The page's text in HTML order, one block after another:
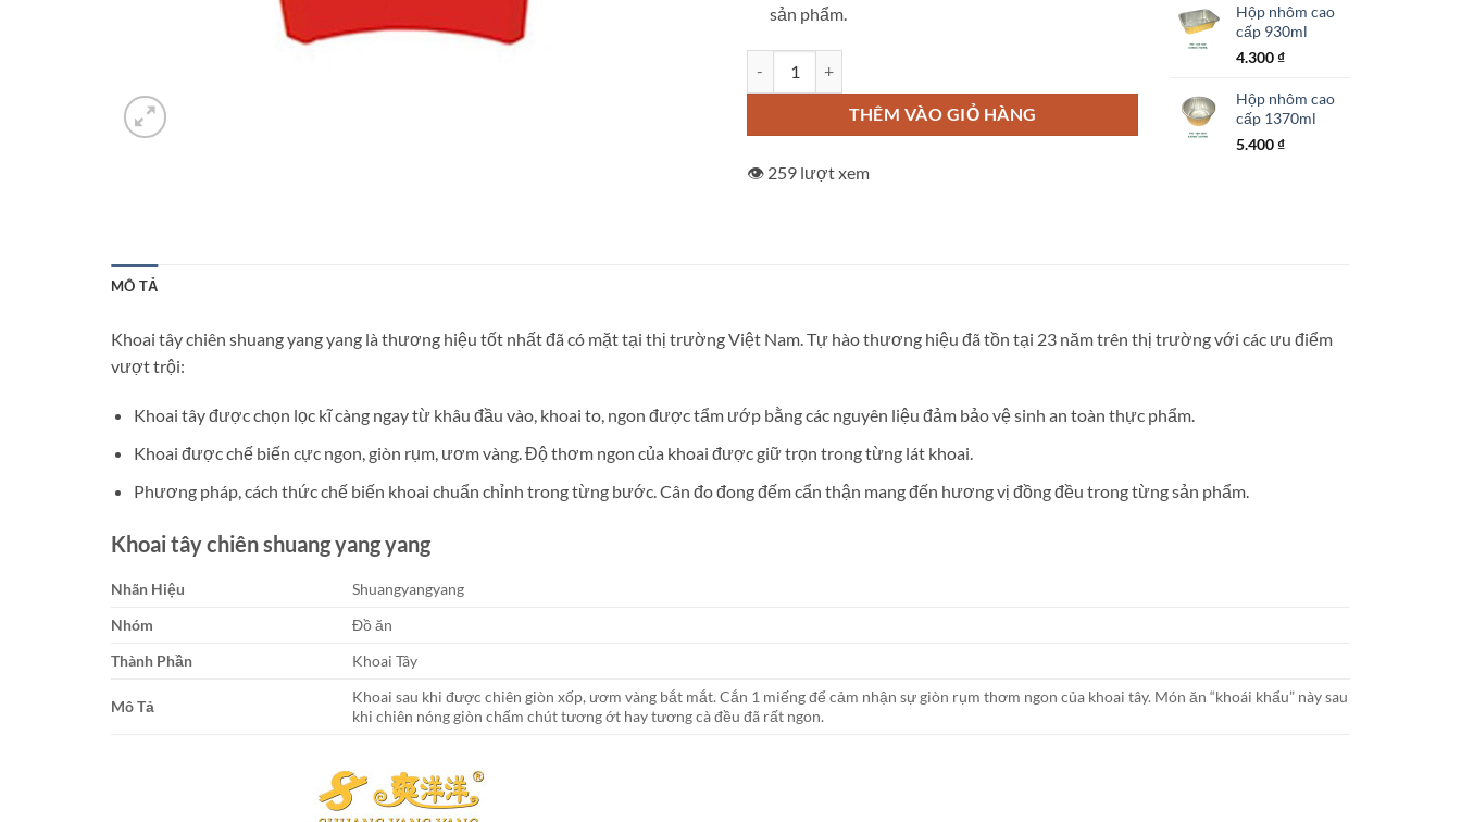
sản phẩm.
THÊM VÀO GIỎ HÀNG
👁️ 259 lượt xem
Hộp nhôm cao
cấp 930ml
4.300₫
Hộp nhôm cao
cấp 1370ml
5.400₫
MÔ TẢ
Khoai tây chiên shuang yang yang là thương hiệu tốt nhất đã có mặt tại thị trường Việt Nam. Tự hào thương hiệu đã tồn tại 23 năm trên thị trường với các ưu điểm
vượt trội:
Khoai tây được chọn lọc kĩ càng ngay từ khâu đầu vào, khoai to, ngon được tẩm ướp bằng các nguyên liệu đảm bảo vệ sinh an toàn thực phẩm.
Khoai được chế biến cực ngon, giòn rụm, ươm vàng. Độ thơm ngon của khoai được giữ trọn trong từng lát khoai.
Phương pháp, cách thức chế biến khoai chuẩn chỉnh trong từng bước. Cân đo đong đếm cẩn thận mang đến hương vị đồng đều trong từng sản phẩm.
Khoai tây chiên shuang yang yang
Nhãn Hiệu
Shuangyangyang
Nhóm
Đồ ăn
Thành Phần
Khoai Tây
Mô Tả
Khoai sau khi được chiên giòn xốp, ươm vàng bắt mắt. Cắn 1 miếng để cảm nhận sự giòn rụm thơm ngon của khoai tây. Món ăn “khoái khẩu” này sau
khi chiên nóng giòn chấm chút tương ớt hay tương cà đều đã rất ngon.